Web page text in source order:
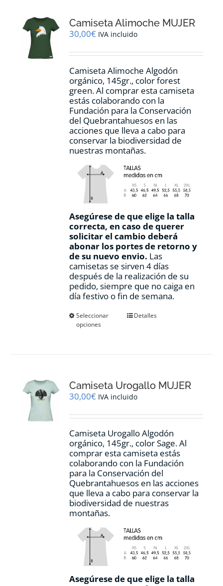
se
pueden
en
página
de
producto
Camiseta Alimoche MUJER
30,00€ IVA incluido
Camiseta Alimoche Algodón
orgánico, 145gr., color forest
green. Al comprar esta camiseta
estás colaborando con la
Fundación para la Conservación
del Quebrantahuesos en las
acciones que lleva a cabo para
conservar la biodiversidad de
nuestras montañas.
Asegúrese de que elige la talla
correcta, en caso de querer
solicitar el cambio deberá
abonar los portes de retorno y
de su nuevo envio. Las
camisetas se sirven 4 días
después de la realización de su
pedido, siempre que no caiga en
día festivo o fin de semana.
Seleccionar
opciones
Este
se
pueden
en
página
de
producto
Detalles
Camiseta Urogallo MUJER
30,00€ IVA incluido
Camiseta Urogallo Algodón
orgánico, 145gr., color Sage. Al
comprar esta camiseta estás
colaborando con la Fundación
para la Conservación del
Quebrantahuesos en las acciones
que lleva a cabo para conservar la
biodiversidad de nuestras
montañas.
Asegúrese de que elige la talla